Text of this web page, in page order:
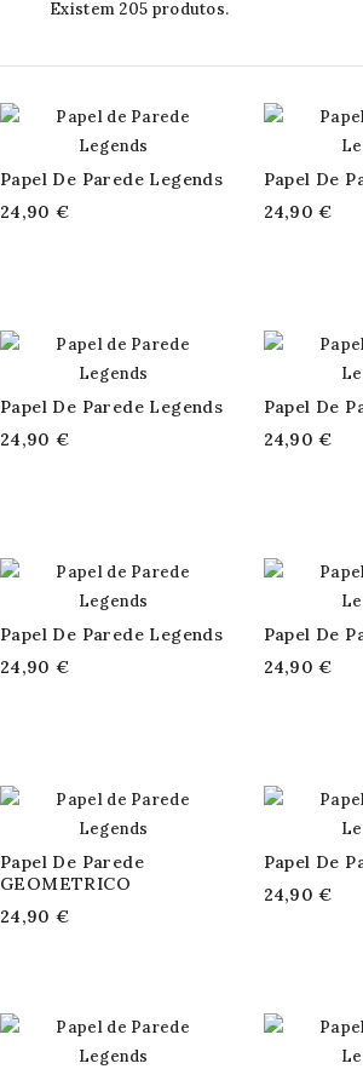
Existem 205 produtos.
Papel De Parede Legends
24,90 €
Papel De
24,90 €
Papel De Parede Legends
24,90 €
Papel De
24,90 €
Papel De Parede Legends
24,90 €
Papel De
24,90 €
Papel De Parede
GEOMETRICO
24,90 €
Papel De
24,90 €